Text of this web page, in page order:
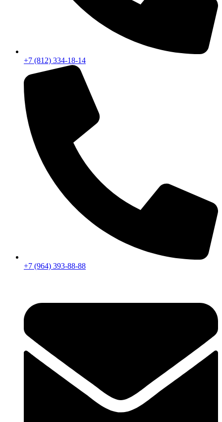
+7 (812) 334-18-14
+7 (964) 393-88-88